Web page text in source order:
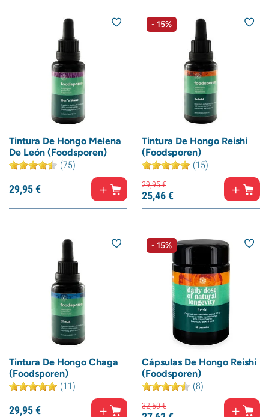
Tintura De Hongo Melena
De León (Foodsporen)
(75)
29,95€
- 15%
Tintura De Hongo Reishi
(Foodsporen)
(15)
29,95€
25,46€
Tintura De Hongo Chaga
(Foodsporen)
(11)
29,95€
- 15%
Cápsulas De Hongo Reishi
(Foodsporen)
(8)
32,50€